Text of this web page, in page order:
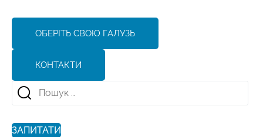
ЗАПИТАТИ
ОБЕРІТЬ СВОЮ ГАЛУЗЬ
КОНТАКТИ